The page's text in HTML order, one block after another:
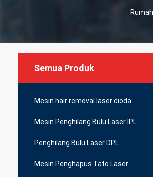
Rumah
Semua Produk
Mesin hair removal laser dioda
Mesin Penghilang Bulu Laser IPL
Penghilang Bulu Laser DPL
Mesin Penghapus Tato Laser